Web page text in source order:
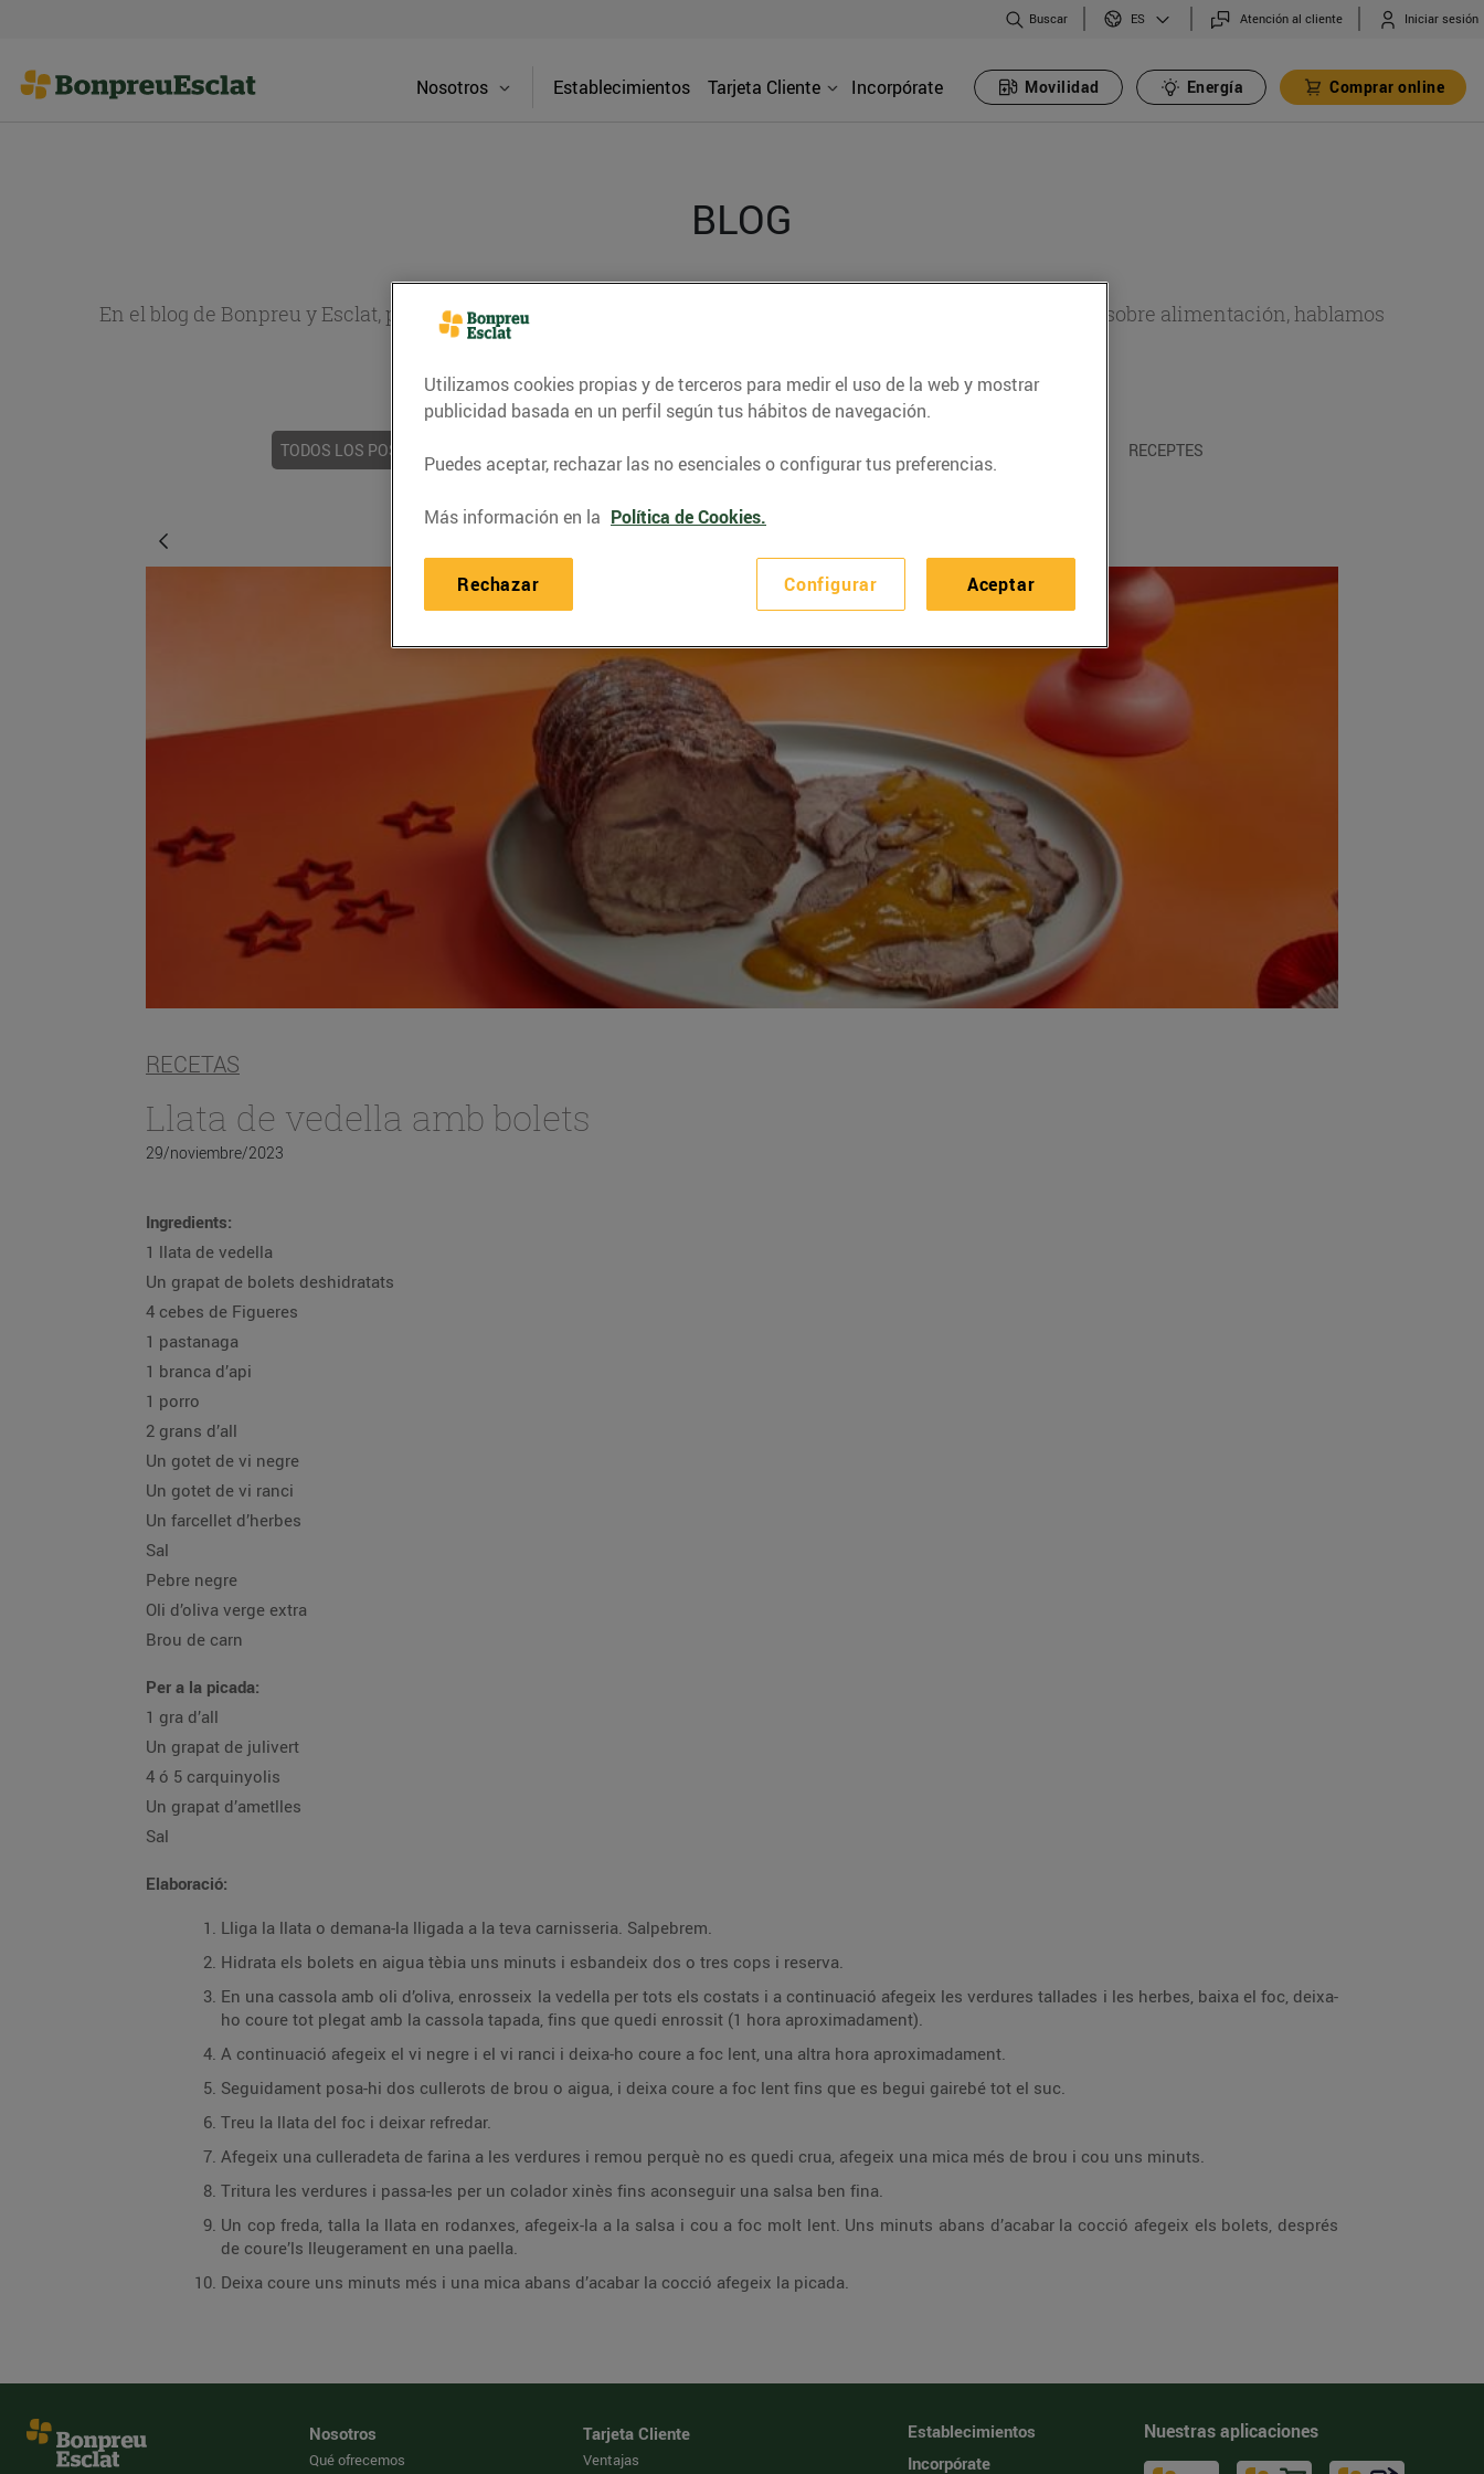
Buscar ES Atención al cliente Iniciar sesión
Nosotros Establecimientos Tarjeta Cliente Incorpórate Movilidad Energía Comprar online
BLOG
En el blog de Bonpreu y Esclat, puedes encontrar recetas, consejos nutricionales, información de actualidad sobre alimentación, hablamos
TODOS LOS POSTS RECEPTES
RECETAS
Llata de vedella amb bolets
29/noviembre/2023
Ingredients:
1 llata de vedella
Un grapat de bolets deshidratats
4 cebes de Figueres
1 pastanaga
1 branca d’api
1 porro
2 grans d’all
Un gotet de vi negre
Un gotet de vi ranci
Un farcellet d’herbes
Sal
Pebre negre
Oli d’oliva verge extra
Brou de carn
Per a la picada:
1 gra d’all
Un grapat de julivert
4 ó 5 carquinyolis
Un grapat d’ametlles
Sal
Elaboració:
Lliga la llata o demana-la lligada a la teva carnisseria. Salpebrem.
Hidrata els bolets en aigua tèbia uns minuts i esbandeix dos o tres cops i reserva.
En una cassola amb oli d’oliva, enrosseix la vedella per tots els costats i a continuació afegeix les verdures tallades i les herbes, baixa el foc, deixa-
ho coure tot plegat amb la cassola tapada, fins que quedi enrossit (1 hora aproximadament).
A continuació afegeix el vi negre i el vi ranci i deixa-ho coure a foc lent, una altra hora aproximadament.
Seguidament posa-hi dos cullerots de brou o aigua, i deixa coure a foc lent fins que es begui gairebé tot el suc.
Treu la llata del foc i deixar refredar.
Afegeix una culleradeta de farina a les verdures i remou perquè no es quedi crua, afegeix una mica més de brou i cou uns minuts.
Tritura les verdures i passa-les per un colador xinès fins aconseguir una salsa ben fina.
Un cop freda, talla la llata en rodanxes, afegeix-la a la salsa i cou a foc molt lent. Uns minuts abans d’acabar la cocció afegeix els bolets, després
de coure’ls lleugerament en una paella.
Deixa coure uns minuts més i una mica abans d’acabar la cocció afegeix la picada.
Nosotros
Qué ofrecemos
Tarjeta Cliente
Ventajas
Establecimientos
Incorpórate
Nuestras aplicaciones
Utilizamos cookies propias y de terceros para medir el uso de la web y mostrar
publicidad basada en un perfil según tus hábitos de navegación.
Puedes aceptar, rechazar las no esenciales o configurar tus preferencias.
Más información en la Política de Cookies.
Configurar
Rechazar Aceptar